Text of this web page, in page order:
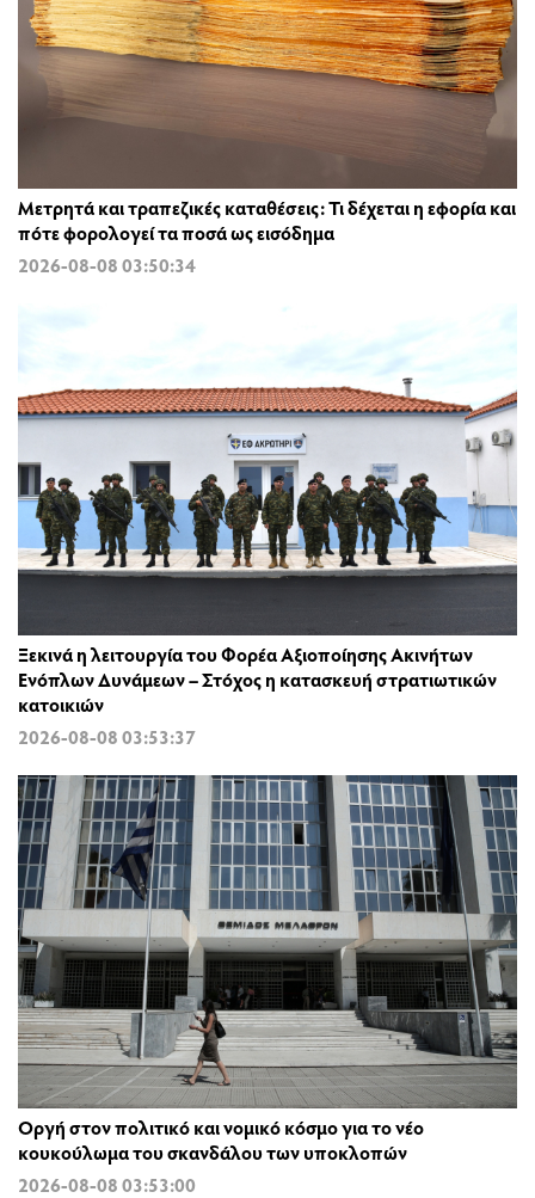
Μετρητά και τραπεζικές καταθέσεις: Τι δέχεται η εφορία και
πότε φορολογεί τα ποσά ως εισόδημα
2026-08-08 03:50:34
Ξεκινά η λειτουργία του Φορέα Αξιοποίησης Ακινήτων
Ενόπλων Δυνάμεων – Στόχος η κατασκευή στρατιωτικών
κατοικιών
2026-08-08 03:53:37
Οργή στον πολιτικό και νομικό κόσμο για το νέο
κουκούλωμα του σκανδάλου των υποκλοπών
2026-08-08 03:53:00